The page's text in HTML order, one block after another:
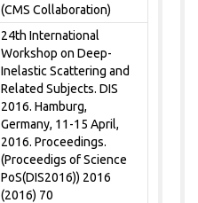
(CMS Collaboration)
24th International
Workshop on Deep-
Inelastic Scattering and
Related Subjects. DIS
2016. Hamburg,
Germany, 11-15 April,
2016. Proceedings.
(Proceedigs of Science
PoS(DIS2016)) 2016
(2016) 70